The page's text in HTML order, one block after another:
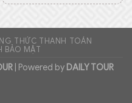
THỨC THANH TOÁN
BẢO MẬT
| Powered by DAILY TOUR